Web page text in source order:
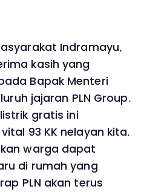
Indramayu,
kasih yang
Bapak Menteri
jajaran PLN Group.
gratis ini
93 KK nelayan kita.
warga dapat
di rumah yang
PLN akan terus